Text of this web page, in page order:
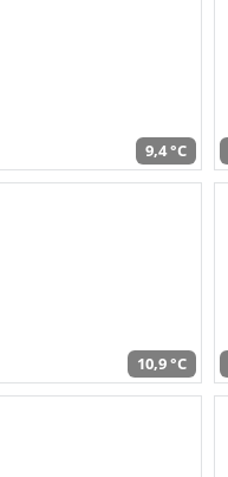
9,4 °C
10,9 °C